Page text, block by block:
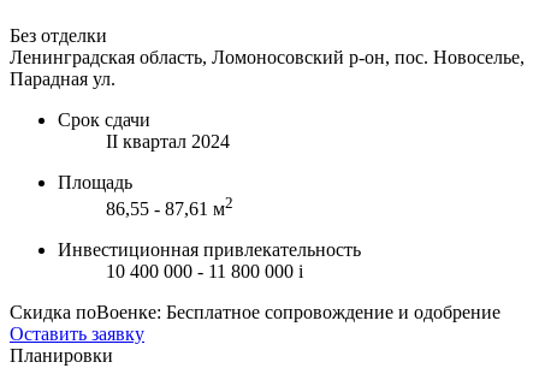
Без отделки
Ленинградская область, Ломоносовский р-он, пос. Новоселье,
Парадная ул.
Срок сдачи
II квартал 2024
Площадь
86,55 - 87,61 м2
Инвестиционная привлекательность
10 400 000 - 11 800 000 i
Скидка поВоенке: Бесплатное сопровождение и одобрение
Оставить заявку
Планировки